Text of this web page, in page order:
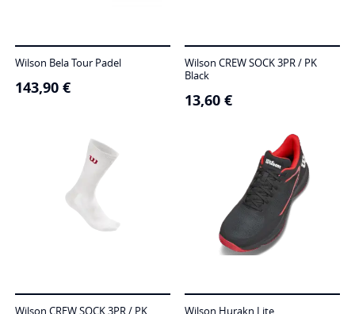
Wilson Bela Tour Padel
143,90 €
Wilson CREW SOCK 3PR / PK
Black
13,60 €
Wilson CREW SOCK 3PR / PK Wilson Hurakn Lite